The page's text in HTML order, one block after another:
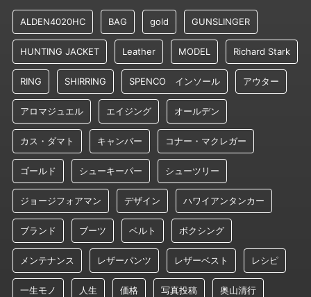
ALDEN4020HC BAG gold GUNSLINGER
HUNTING JACKET Leather MODEL Richard Stark
RING SHIRRING SPENCO インソール アウター
アロマジュエル エイジング オールデン
カス・ダマト キャンバー コナー・マクレガー
ゴールド シューキーパー シューツリー
ジョージフォアマン デザイン ハワイアンタンカー
ブランド ブーツ ベルト ボクシング
メンテナンス レザーパンツ レザーベスト レシピ
一生モノ 人生 価格 写真投稿 奥山清行